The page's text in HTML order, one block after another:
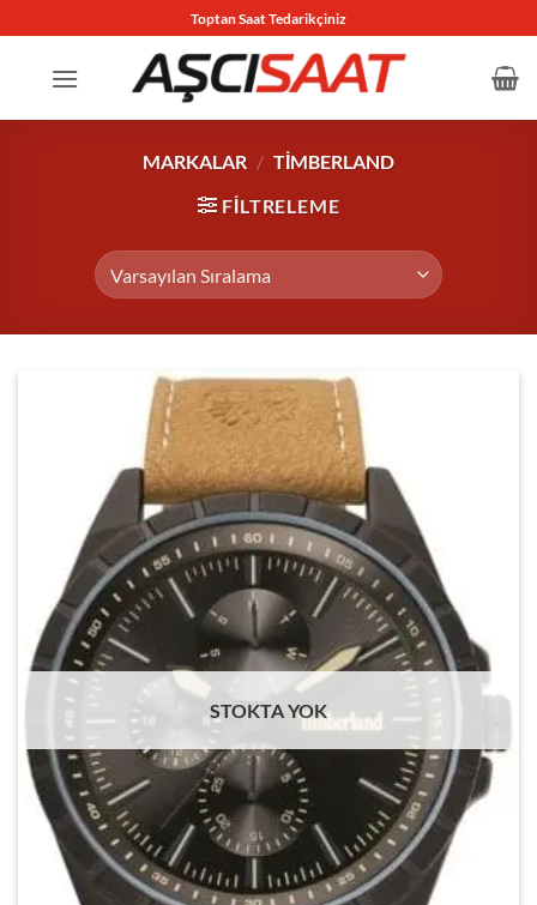
atla
Toptan Saat Tedarikçiniz
MARKALAR / TIMBERLAND
FILTRELEME
STOKTA YOK